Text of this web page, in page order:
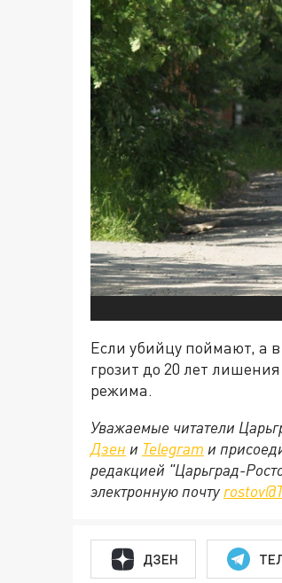
Если убийцу поймают, а
грозит до 20 лет
режима.
Уважаемые читатели
Дзен и Telegram и
редакцией "Царьград-
электронную почту
ДЗЕН